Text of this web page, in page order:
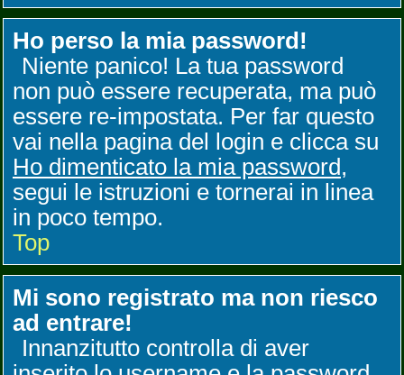
Ho perso la mia password!
Niente panico! La tua password
non può essere recuperata, ma può
essere re-impostata. Per far questo
vai nella pagina del login e clicca su
Ho dimenticato la mia password,
segui le istruzioni e tornerai in linea
in poco tempo.
Top
Mi sono registrato ma non riesco
ad entrare!
Innanzitutto controlla di aver